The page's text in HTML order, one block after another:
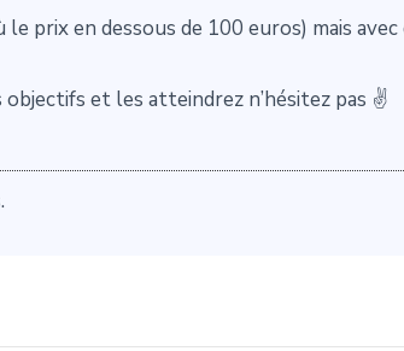
le prix en dessous de 100 euros) mais
objectifs et les atteindrez n’hésitez pas ✌️